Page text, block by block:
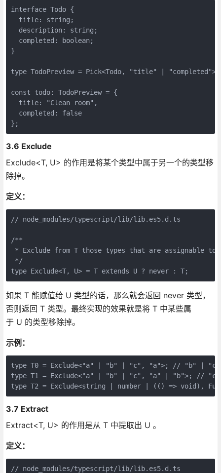
interface Todo {
  title: string;
  description: string;
  completed: boolean;
}
type TodoPreview = Pick<Todo, "title" | "completed">;
const todo: TodoPreview = {
  title: "Clean room",
  completed: false
3.6 Exclude
Exclude<T, U> 的作用是将某个类型中属于另一个的类型移
除掉。
定义：
// node_modules/typescript/lib/lib.es5.d.ts
/**
* Exclude from T those types that are assignable to
*/
如果 T 能赋值给 U 类型的话，那么就会返回 never 类型，
否则返回 T 类型。最终实现的效果就是将 T 中某些属
于 U 的类型移除掉。
示例：
type T0 = Exclude<"a" | "b" | "c", "a">; // "b" | "c"
type T1 = Exclude<"a" | "b" | "c", "a" | "b">; // "c"
3.7 Extract
Extract<T, U> 的作用是从 T 中提取出 U 。
定义：
// node_modules/typescript/lib/lib.es5.d.ts